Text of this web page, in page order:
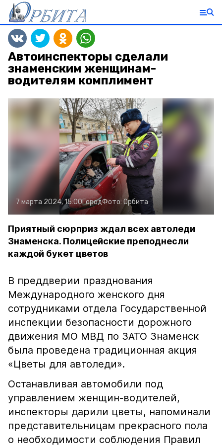
Автоинспекторы сделали
знаменским женщинам-
водителям комплимент
7 марта 2024, 15:00ГородФото: Орбита
Приятный сюрприз ждал всех автоледи
Знаменска. Полицейские преподнесли
каждой букет цветов
В преддверии празднования
Международного женского дня
сотрудниками отдела Государственной
инспекции безопасности дорожного
движения МО МВД по ЗАТО Знаменск
была проведена традиционная акция
«Цветы для автоледи».
Останавливая автомобили под
управлением женщин-водителей,
инспекторы дарили цветы, напоминали
представительницам прекрасного пола
о необходимости соблюдения Правил